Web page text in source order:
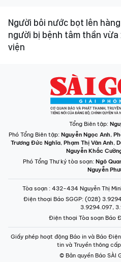
Người bôi nước bọt lên
người bị bệnh tâm thần vừa
viện
Tổng Biên tập:
Phó Tổng Biên tập: Nguyễn Ngọc Anh,
Trương Đức Nghĩa, Phạm Thị Vân Anh,
Nguyễn Khắc
Phó Tổng Thư ký tòa soạn: Ngô
Nguyễn
Tòa soạn : 432-434 Nguyễn Thị
Điện thoại Báo SGGP: (028)
3.9294.097,
Điện thoại Tòa soạn Báo
Giấy phép hoạt động Báo in và Báo
tin và Truyền thông
© Bản quyền Báo SÀI